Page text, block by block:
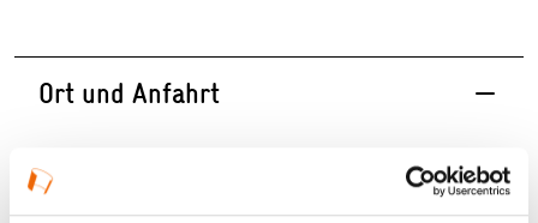
Ort und Anfahrt
Schulberg 10
65183 Wiesbaden